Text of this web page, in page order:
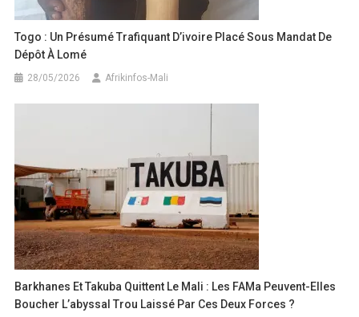
Togo : Un Présumé Trafiquant D’ivoire Placé Sous Mandat De
Dépôt À Lomé
28/05/2026 Afrikinfos-Mali
Barkhanes Et Takuba Quittent Le Mali : Les FAMa Peuvent-Elles
Boucher L’abyssal Trou Laissé Par Ces Deux Forces ?